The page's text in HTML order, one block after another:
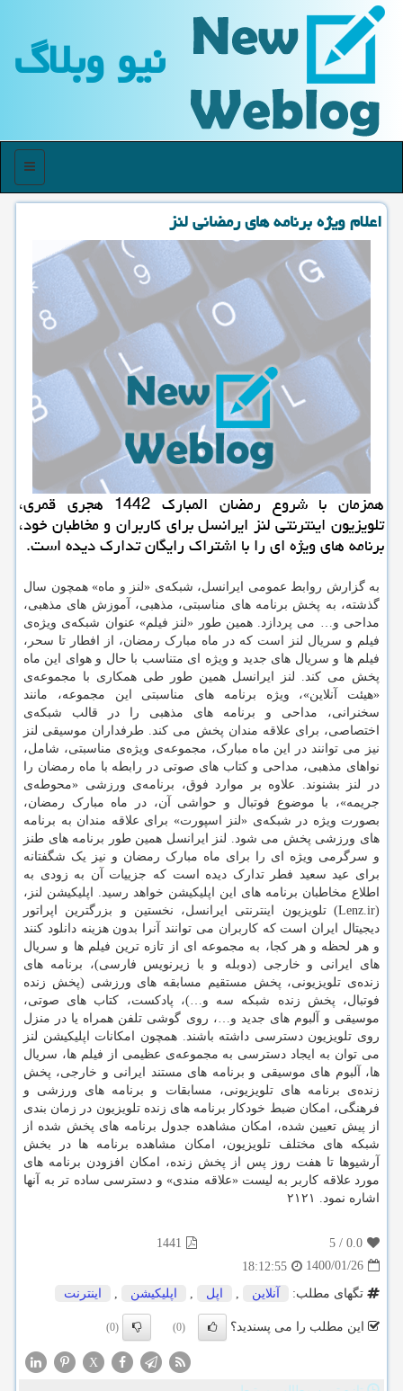
نیو وبلاگ
منو
اعلام ویژه برنامه های رمضانی لنز
همزمان با شروع رمضان المبارک 1442 هجری قمری،
تلویزیون اینترنتی لنز ایرانسل برای کاربران و مخاطبان خود،
برنامه های ویژه ای را با اشتراک رایگان تدارک دیده است.
به گزارش روابط عمومی ایرانسل، شبکه‌ی «لنز و ماه» همچون سال
گذشته، به پخش برنامه های مناسبتی، مذهبی، آموزش های مذهبی،
مداحی و… می پردازد. همین طور «لنز فیلم» عنوان شبکه‌ی ویژه‌ی
فیلم و سریال لنز است که در ماه مبارک رمضان، از افطار تا سحر،
فیلم ها و سریال های جدید و ویژه ای متناسب با حال و هوای این ماه
پخش می کند. لنز ایرانسل همین طور طی همکاری با مجموعه‌ی
«هیئت آنلاین»، ویژه برنامه های مناسبتی این مجموعه، مانند
سخنرانی، مداحی و برنامه های مذهبی را در قالب شبکه‌ی
اختصاصی، برای علاقه مندان پخش می کند. طرفداران موسیقی لنز
نیز می توانند در این ماه مبارک، مجموعه‌ی ویژه‌ی مناسبتی، شامل،
نواهای مذهبی، مداحی و کتاب های صوتی در رابطه با ماه رمضان را
در لنز بشنوند. علاوه بر موارد فوق، برنامه‌ی ورزشی «محوطه‌ی
جریمه»، با موضوع فوتبال و حواشی آن، در ماه مبارک رمضان،
بصورت ویژه در شبکه‌ی «لنز اسپورت» برای علاقه مندان به برنامه
های ورزشی پخش می شود. لنز ایرانسل همین طور برنامه های طنز
و سرگرمی ویژه ای را برای ماه مبارک رمضان و نیز یک شگفتانه
برای عید سعید فطر تدارک دیده است که جزییات آن به زودی به
اطلاع مخاطبان برنامه های این اپلیکیشن خواهد رسید. اپلیکیشن لنز،
(Lenz.ir) تلویزیون اینترنتی ایرانسل، نخستین و بزرگترین اپراتور
دیجیتال ایران است که کاربران می توانند آنرا بدون هزینه دانلود کنند
و هر لحظه و هر کجا، به مجموعه ای از تازه ترین فیلم ها و سریال
های ایرانی و خارجی (دوبله و با زیرنویس فارسی)، برنامه های
زنده‌ی تلویزیونی، پخش مستقیم مسابقه های ورزشی (پخش زنده
فوتبال، پخش زنده شبکه سه و…)، پادکست، کتاب های صوتی،
موسیقی و آلبوم های جدید و…، روی گوشی تلفن همراه یا در منزل
روی تلویزیون دسترسی داشته باشند. همچون امکانات اپلیکیشن لنز
می توان به ایجاد دسترسی به مجموعه‌ی عظیمی از فیلم ها، سریال
ها، آلبوم های موسیقی و برنامه های مستند ایرانی و خارجی، پخش
زنده‌ی برنامه های تلویزیونی، مسابقات و برنامه های ورزشی و
فرهنگی، امکان ضبط خودکار برنامه های زنده تلویزیون در زمان بندی
از پیش تعیین شده، امکان مشاهده جدول برنامه های پخش شده از
شبکه های مختلف تلویزیون، امکان مشاهده برنامه ها در بخش
آرشیوها تا هفت روز پس از پخش زنده، امکان افزودن برنامه های
مورد علاقه کاربر به لیست «علاقه مندی» و دسترسی ساده تر به آنها
اشاره نمود. ۲۱۲۱
0.0
/
5
1441
1400/01/26
18:12:55
تگهای مطلب:
آنلاین اپل اپلیكیشن اینترنت
این مطلب را می پسندید؟ (0)
(0)
X